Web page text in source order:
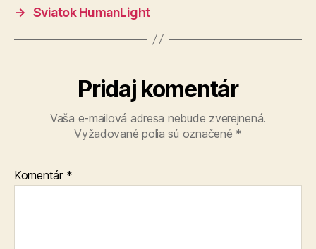
→ Sviatok HumanLight
Pridaj komentár
Vaša e-mailová adresa nebude zverejnená.
Vyžadované polia sú označené *
Komentár *